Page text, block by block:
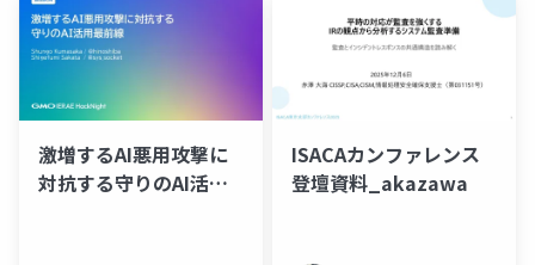
激増するAI悪用攻撃に
対抗する守りのAI活用
ISACAカンファレンス
登壇資料_akazawa